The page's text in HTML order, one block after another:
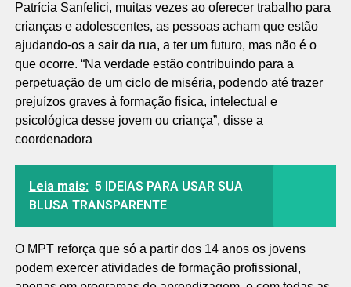
Patrícia Sanfelici, muitas vezes ao oferecer trabalho para
crianças e adolescentes, as pessoas acham que estão
ajudando-os a sair da rua, a ter um futuro, mas não é o
que ocorre. “Na verdade estão contribuindo para a
perpetuação de um ciclo de miséria, podendo até trazer
prejuízos graves à formação física, intelectual e
psicológica desse jovem ou criança”, disse a
coordenadora
Leia mais: 5 IDEIAS PARA USAR SUA
BLUSA TRANSPARENTE
O MPT reforça que só a partir dos 14 anos os jovens
podem exercer atividades de formação profissional,